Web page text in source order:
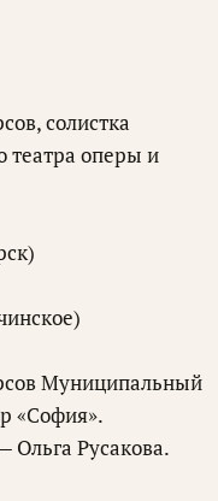
солистка
театра оперы и
Муниципальный
«София».
Ольга Русакова.